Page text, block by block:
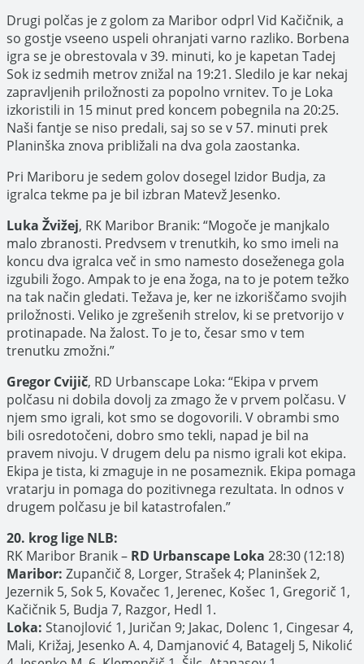
Drugi polčas je z golom za Maribor odprl Vid Kačičnik, a
so gostje vseeno uspeli ohranjati varno razliko. Borbena
igra se je obrestovala v 39. minuti, ko je kapetan Tadej
Sok iz sedmih metrov znižal na 19:21. Sledilo je kar nekaj
zapravljenih priložnosti za popolno vrnitev. To je Loka
izkoristili in 15 minut pred koncem pobegnila na 20:25.
Naši fantje se niso predali, saj so se v 57. minuti prek
Planinška znova približali na dva gola zaostanka.
Pri Mariboru je sedem golov dosegel Izidor Budja, za
igralca tekme pa je bil izbran Matevž Jesenko.
Luka Žvižej, RK Maribor Branik: “Mogoče je manjkalo
malo zbranosti. Predvsem v trenutkih, ko smo imeli na
koncu dva igralca več in smo namesto doseženega gola
izgubili žogo. Ampak to je ena žoga, na to je potem težko
na tak način gledati. Težava je, ker ne izkoriščamo svojih
priložnosti. Veliko je zgrešenih strelov, ki se pretvorijo v
protinapade. Na žalost. To je to, česar smo v tem
trenutku zmožni.”
Gregor Cvijič, RD Urbanscape Loka: “Ekipa v prvem
polčasu ni dobila dovolj za zmago že v prvem polčasu. V
njem smo igrali, kot smo se dogovorili. V obrambi smo
bili osredotočeni, dobro smo tekli, napad je bil na
pravem nivoju. V drugem delu pa nismo igrali kot ekipa.
Ekipa je tista, ki zmaguje in ne posameznik. Ekipa pomaga
vratarju in pomaga do pozitivnega rezultata. In odnos v
drugem polčasu je bil katastrofalen.”
20. krog lige NLB:
RK Maribor Branik – RD Urbanscape Loka 28:30 (12:18)
Maribor: Zupančič 8, Lorger, Strašek 4; Planinšek 2,
Jezernik 5, Sok 5, Kovačec 1, Jerenec, Košec 1, Gregorič 1,
Kačičnik 5, Budja 7, Razgor, Hedl 1.
Loka: Stanojlović 1, Juričan 9; Jakac, Dolenc 1, Cingesar 4,
Mali, Križaj, Jesenko A. 4, Damjanović 4, Batagelj 5, Nikolić